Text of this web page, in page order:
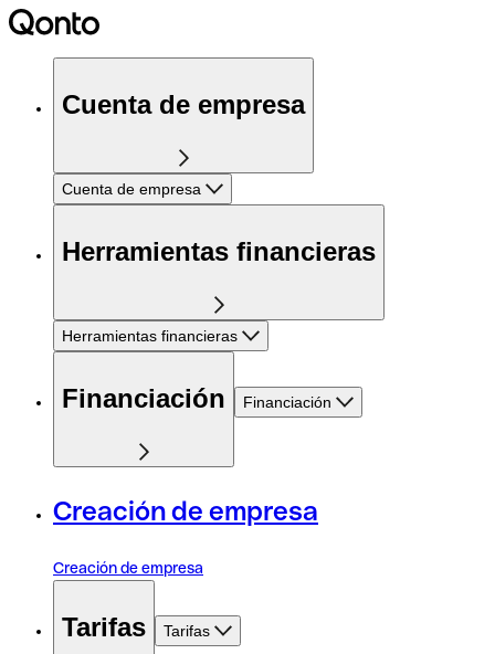
Cuenta de empresa
Cuenta de empresa
Herramientas financieras
Herramientas financieras
Financiación Financiación
Creación de empresa
Creación de empresa
Tarifas Tarifas